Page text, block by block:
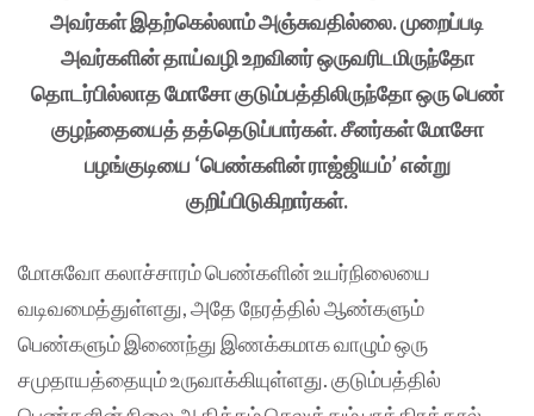
அவர்கள் இதற்கெல்லாம் அஞ்சுவதில்லை. முறைப்படி
அவர்களின் தாய்வழி உறவினர் ஒருவரிடமிருந்தோ
தொடர்பில்லாத மோசோ குடும்பத்திலிருந்தோ ஒரு பெண்
குழந்தையைத் தத்தெடுப்பார்கள். சீனர்கள் மோசோ
பழங்குடியை ‘பெண்களின் ராஜ்ஜியம்’ என்று
குறிப்பிடுகிறார்கள்.
மோசுவோ கலாச்சாரம் பெண்களின் உயர்நிலையை
வடிவமைத்துள்ளது, அதே நேரத்தில் ஆண்களும்
பெண்களும் இணைந்து இணக்கமாக வாழும் ஒரு
சமுதாயத்தையும் உருவாக்கியுள்ளது. குடும்பத்தில்